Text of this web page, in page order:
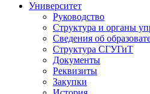
Университет
Руководство
Структура и органы
Сведения об
Структура СГУГиТ
Документы
Реквизиты
Закупки